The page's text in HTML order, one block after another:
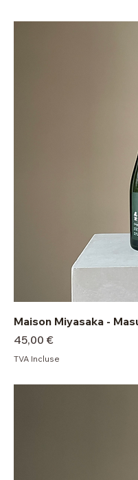
Maison Miyasaka -
Prix
45,00 €
TVA Incluse